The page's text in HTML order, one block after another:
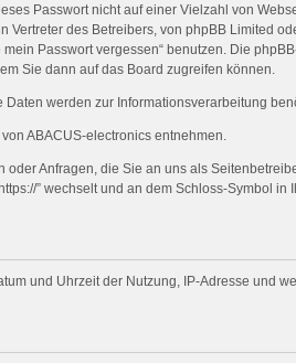
Passwort nicht auf einer Vielzahl von
Vertreter des Betreibers, von phpBB Limited
Passwort vergessen“ benutzen. Die
Sie dann auf das Board zugreifen können.
werden zur Informationsverarbeitung
von ABACUS-electronics entnehmen.
Anfragen, die Sie an uns als
” wechselt und an dem Schloss-Symbol in
und Uhrzeit der Nutzung, IP-Adresse und